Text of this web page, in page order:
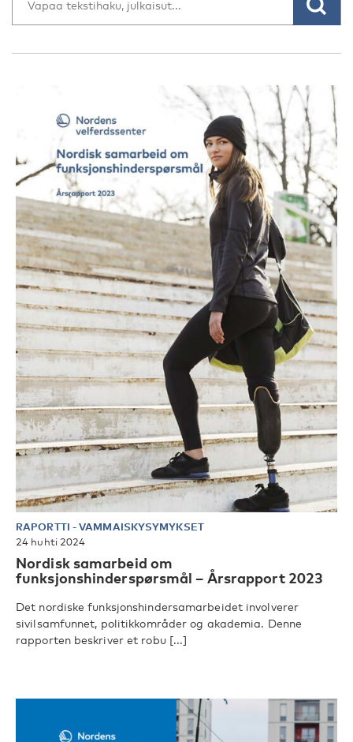
RAPORTTI -VAMMAISKYSYMYKSET
24 huhti 2024
Nordisk samarbeid om
funksjonshinderspørsmål – Årsrapport 2023
Det nordiske funksjonshindersamarbeidet involverer
sivilsamfunnet, politikkområder og akademia. Denne
rapporten beskriver et robu [...]